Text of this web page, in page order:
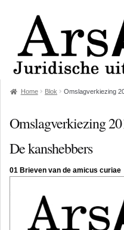
Home Blok Omslagverkiezing
Omslagverkiezing
De kanshebbers
01 Brieven van de amicus curiae